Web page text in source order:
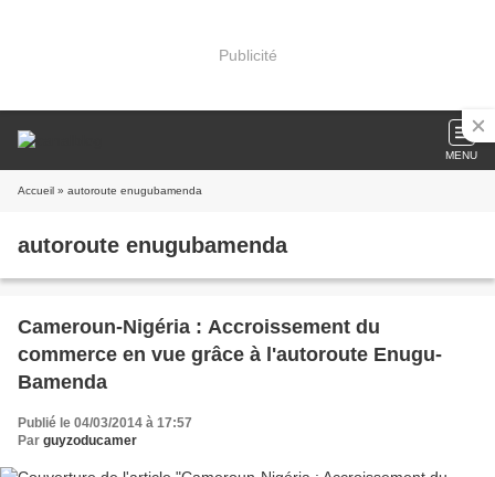
Publicité
MENU
Accueil » autoroute enugubamenda
autoroute enugubamenda
Cameroun-Nigéria : Accroissement du
commerce en vue grâce à l'autoroute Enugu-
Bamenda
Publié le 04/03/2014 à 17:57
Par guyzoducamer